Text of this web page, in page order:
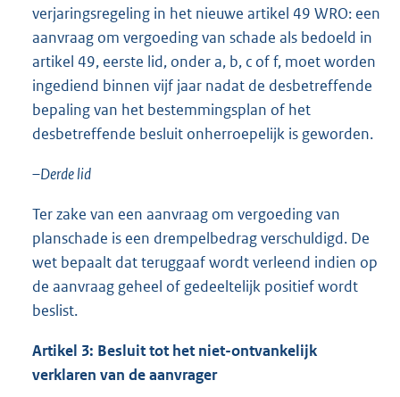
verjaringsregeling in het nieuwe artikel 49 WRO: een
aanvraag om vergoeding van schade als bedoeld in
artikel 49, eerste lid, onder a, b, c of f, moet worden
ingediend binnen vijf jaar nadat de desbetreffende
bepaling van het bestemmingsplan of het
desbetreffende besluit onherroepelijk is geworden.
–Derde lid
Ter zake van een aanvraag om vergoeding van
planschade is een drempelbedrag verschuldigd. De
wet bepaalt dat teruggaaf wordt verleend indien op
de aanvraag geheel of gedeeltelijk positief wordt
beslist.
Artikel 3: Besluit tot het niet-ontvankelijk
verklaren van de aanvrager